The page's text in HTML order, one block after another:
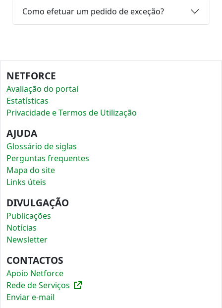
Como efetuar um pedido de exceção?
NETFORCE
Avaliação do portal
Estatísticas
Privacidade e Termos de Utilização
AJUDA
Glossário de siglas
Perguntas frequentes
Mapa do site
Links úteis
DIVULGAÇÃO
Publicações
Notícias
Newsletter
CONTACTOS
Apoio Netforce
Rede de Serviços
Enviar e-mail